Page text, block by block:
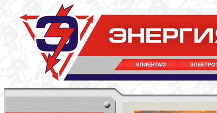
КЛИЕНТАМ